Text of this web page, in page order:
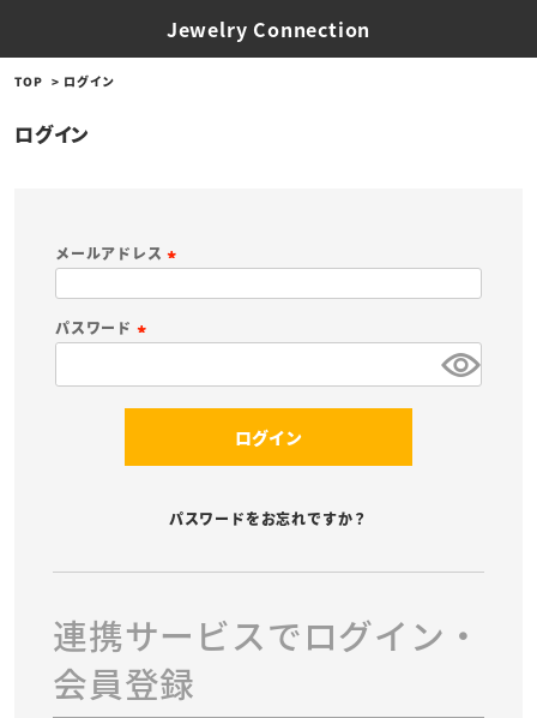
Jewelry Connection
TOP ログイン
ログイン
メールアドレス
須
パスワード
ログイン
パスワードをお忘れですか？
連携サービスでログイン・
会員登録